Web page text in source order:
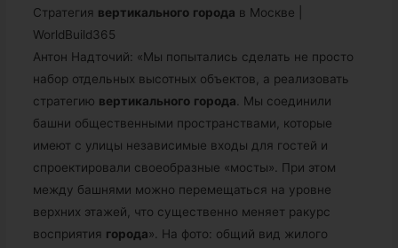
Стратегия вертикального города в Москве |
WorldBuild365
Антон Надточий: «Мы попытались сделать не просто
набор отдельных высотных объектов, а реализовать
стратегию вертикального города. Мы соединили
башни общественными пространствами, которые
имеют с улицы независимые входы для гостей и
спроектировали своеобразные «мосты». При этом
между башнями можно перемещаться на уровне
верхних этажей, что существенно меняет ракурс
восприятия города». На фото: общий вид жилого